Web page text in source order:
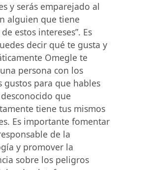
y serás emparejado al
alguien que tiene
estos intereses”. Es
decir qué te gusta y
Omegle te
persona con los
gustos para que hables
que
tiene tus mismos
Es importante fomentar
de la
y promover la
sobre los peligros